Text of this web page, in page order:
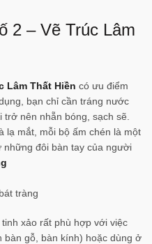
2 – Vẽ Trúc Lâm
Lâm Thất Hiền có ưu điểm
bạn chỉ cần tráng nước
trở nên nhẵn bóng, sạch sẽ.
lạ mắt, mỗi bộ ấm chén là một
những đôi bàn tay của người
xảo rất phù hợp với việc
bàn gỗ, bàn kính) hoặc dùng ở